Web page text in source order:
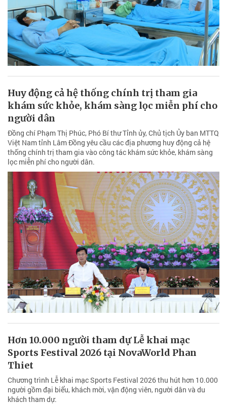
Huy động cả hệ thống chính trị tham gia
khám sức khỏe, khám sàng lọc miễn phí cho
người dân
Đồng chí Phạm Thị Phúc, Phó Bí thư Tỉnh ủy, Chủ tịch Ủy ban MTTQ
Việt Nam tỉnh Lâm Đồng yêu cầu các địa phương huy động cả hệ
thống chính trị tham gia vào công tác khám sức khỏe, khám sàng
lọc miễn phí cho người dân.
Hơn 10.000 người tham dự Lễ khai mạc
Sports Festival 2026 tại NovaWorld Phan
Thiet
Chương trình Lễ khai mạc Sports Festival 2026 thu hút hơn 10.000
người gồm đại biểu, khách mời, vận động viên, người dân và du
khách tham dự.